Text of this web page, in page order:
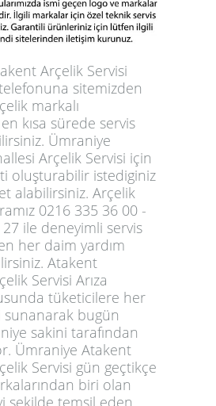
Arçelik Servisi
sitemizden
markalı
kısa sürede servis
Ümraniye
Arçelik Servisi için
oluşturabilir istediginiz
alabilirsiniz. Arçelik
0216 335 36 00 -
ile deneyimli servis
her daim yardım
Atakent
Servisi Arıza
tüketicilere her
bugün
sakini tarafından
Ümraniye Atakent
Servisi gün geçtikçe
biri olan
şekilde temsil eden